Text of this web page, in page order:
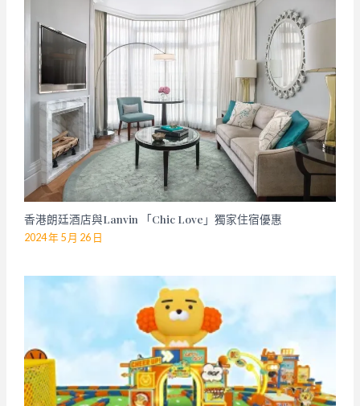
香港朗廷酒店與Lanvin 「Chic Love」獨家住宿優惠
2024 年 5 月 26 日